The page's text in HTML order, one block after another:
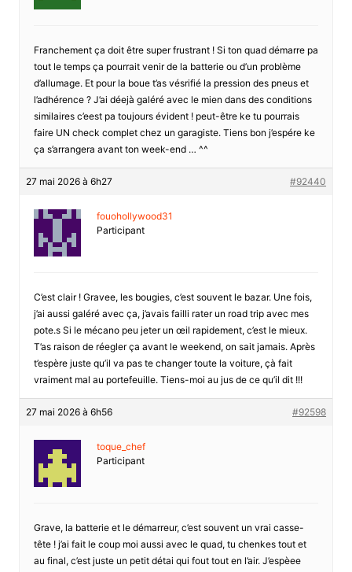
Franchement ça doit être super frustrant ! Si ton quad démarre pa
tout le temps ça pourrait venir de la batterie ou d’un problème
d’allumage. Et pour la boue t’as vésrifié la pression des pneus et
l’adhérence ? J’ai déejà galéré avec le mien dans des conditions
similaires c’eest pa toujours évident ! peut-être ke tu pourrais
faire UN check complet chez un garagiste. Tiens bon j’espére ke
ça s’arrangera avant ton week-end … ^^
27 mai 2026 à 6h27 #92440
fouohollywood31
Participant
C’est clair ! Gravee, les bougies, c’est souvent le bazar. Une fois,
j’ai aussi galéré avec ça, j’avais failli rater un road trip avec mes
pote.s Si le mécano peu jeter un œil rapidement, c’est le mieux.
T’as raison de réegler ça avant le weekend, on sait jamais. Après
t’espère juste qu’il va pas te changer toute la voiture, çà fait
vraiment mal au portefeuille. Tiens-moi au jus de ce qu’il dit !!!
27 mai 2026 à 6h56 #92598
toque_chef
Participant
Grave, la batterie et le démarreur, c’est souvent un vrai casse-
tête ! j’ai fait le coup moi aussi avec le quad, tu chenkes tout et
au final, c’est juste un petit détai qui fout tout en l’air. J’espèee